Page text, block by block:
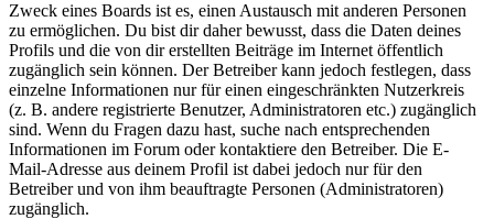
Zweck eines Boards ist es, einen Austausch mit anderen Personen
zu ermöglichen. Du bist dir daher bewusst, dass die Daten deines
Profils und die von dir erstellten Beiträge im Internet öffentlich
zugänglich sein können. Der Betreiber kann jedoch festlegen, dass
einzelne Informationen nur für einen eingeschränkten Nutzerkreis
(z. B. andere registrierte Benutzer, Administratoren etc.) zugänglich
sind. Wenn du Fragen dazu hast, suche nach entsprechenden
Informationen im Forum oder kontaktiere den Betreiber. Die E-
Mail-Adresse aus deinem Profil ist dabei jedoch nur für den
Betreiber und von ihm beauftragte Personen (Administratoren)
zugänglich.